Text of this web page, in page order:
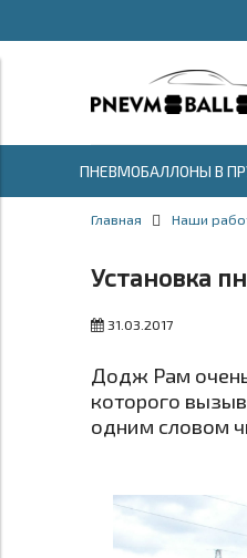
ПНЕВМОБАЛЛОНЫ В
Главная Наши
Установка
31.03.2017
Додж Рам
которого
одним словом